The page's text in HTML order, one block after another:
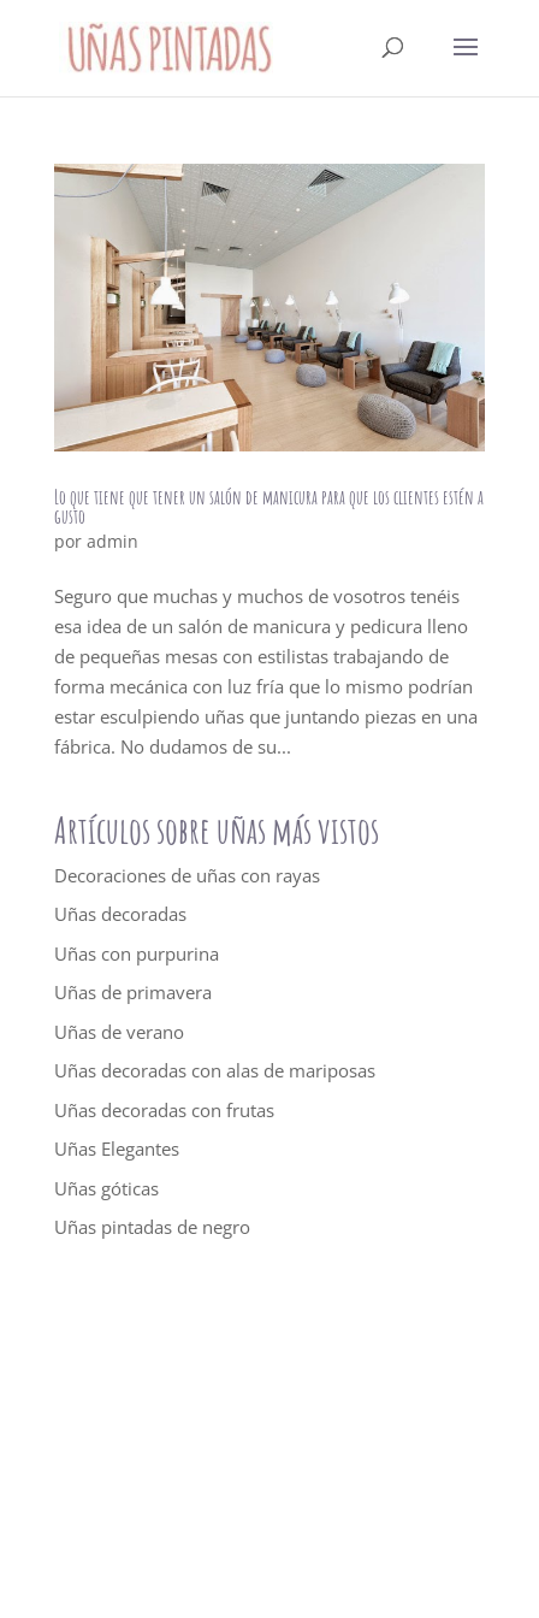
Lo que tiene que tener un salón de manicura para que los clientes estén a
gusto
por admin
Seguro que muchas y muchos de vosotros tenéis
esa idea de un salón de manicura y pedicura lleno
de pequeñas mesas con estilistas trabajando de
forma mecánica con luz fría que lo mismo podrían
estar esculpiendo uñas que juntando piezas en una
fábrica. No dudamos de su...
Artículos sobre uñas más vistos
Decoraciones de uñas con rayas
Uñas decoradas
Uñas con purpurina
Uñas de primavera
Uñas de verano
Uñas decoradas con alas de mariposas
Uñas decoradas con frutas
Uñas Elegantes
Uñas góticas
Uñas pintadas de negro